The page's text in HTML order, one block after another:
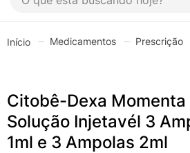
Medicamentos Prescrição
Citobê-Dexa Momenta
Solução Injetavél 3
1ml e 3 Ampolas 2ml
1º
coristina
3º
admuc
4º
fly gotas
5º
protetor solar